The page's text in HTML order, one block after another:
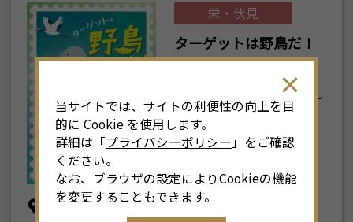
栄・伏見
ターゲットは野鳥だ！
羽きゅん♥
2026年5月28日(木) ～
9月27日(日)
三菱UFJ銀行 貨幣・浮世絵ミュージアム
当サイトでは、サイトの利便性の向上を目
的に Cookie を使用します。
詳細は「プライバシーポリシー 」をご確認
ください。
なお、ブラウザの設定によりCookieの機能
を変更することもできます。